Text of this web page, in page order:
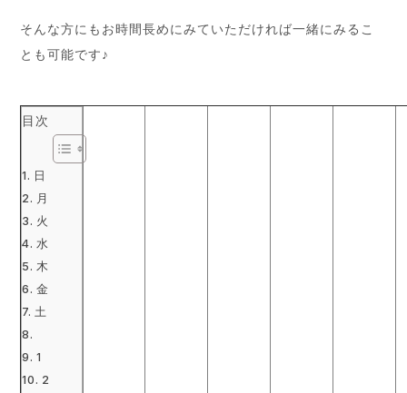
そんな方にもお時間長めにみていただければ一緒にみるこ
とも可能です♪
目次
日
月
火
水
木
金
土
1
2